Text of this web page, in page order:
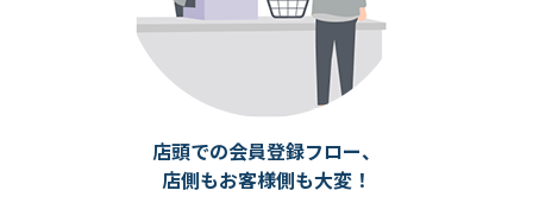
店頭での会員登録フロー、
店側もお客様側も大変！